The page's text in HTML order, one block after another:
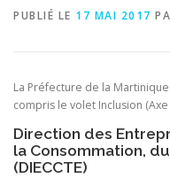
PUBLIÉ LE 17 MAI 2017
La Préfecture de la
compris le volet Inclusion (Axe
Direction des
la Consommation,
(DIECCTE)